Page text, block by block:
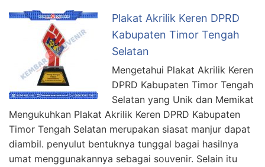
Plakat Akrilik Keren DPRD
Kabupaten Timor Tengah
Selatan
Mengetahui Plakat Akrilik Keren
DPRD Kabupaten Timor Tengah
Selatan yang Unik dan Memikat
Mengukuhkan Plakat Akrilik Keren DPRD Kabupaten
Timor Tengah Selatan merupakan siasat manjur dapat
diambil. penyulut bentuknya tunggal bagai hasilnya
umat menggunakannya sebagai souvenir. Selain itu